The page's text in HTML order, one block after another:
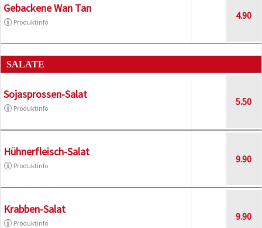
Gebackene Wan Tan
Produktinfo
4.90
SALATE
Sojasprossen-Salat
Produktinfo
5.50
Hühnerfleisch-Salat
Produktinfo
9.90
Krabben-Salat
Produktinfo
9.90